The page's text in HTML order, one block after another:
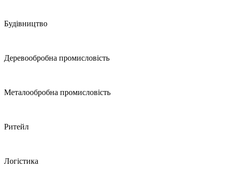
Будівництво
Деревообробна промисловість
Металообробна промисловість
Ритейл
Логістика